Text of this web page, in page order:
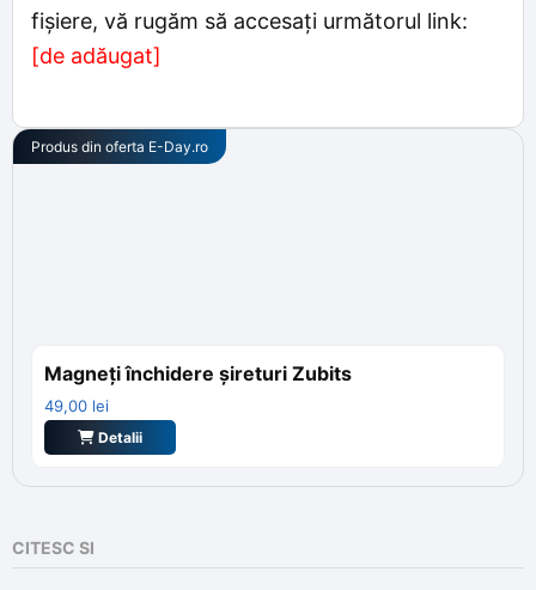
fișiere, vă rugăm să accesați următorul link:
[de adăugat]
Produs din oferta E-Day.ro
Magneți închidere șireturi Zubits
49,00 lei
Detalii
CITESC SI